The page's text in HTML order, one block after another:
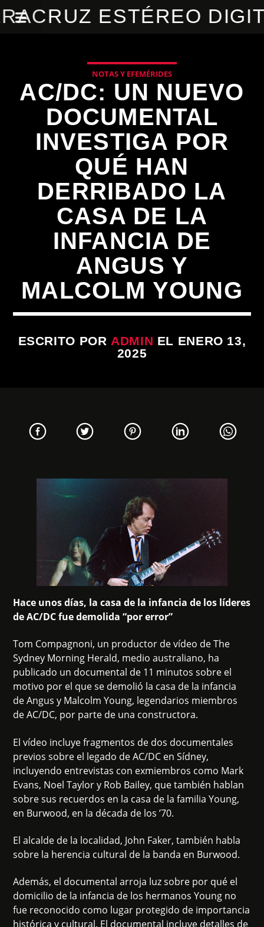
ESTÉREO
NOTAS Y EFEMÉRIDES
AC/DC: UN NUEVO
DOCUMENTAL
INVESTIGA POR
QUÉ HAN
DERRIBADO LA
CASA DE LA
INFANCIA DE
ANGUS Y
MALCOLM YOUNG
ESCRITO POR ADMIN EL ENERO 13,
2025
Hace unos días, la casa de la infancia de los líderes
de AC/DC fue demolida “por error”
Tom Compagnoni, un productor de vídeo de The
Sydney Morning Herald, medio australiano, ha
publicado un documental de 11 minutos sobre el
motivo por el que se demolió la casa de la infancia
de Angus y Malcolm Young, legendarios miembros
de AC/DC, por parte de una constructora.
El vídeo incluye fragmentos de dos documentales
previos sobre el legado de AC/DC en Sídney,
incluyendo entrevistas con exmiembros como Mark
Evans, Noel Taylor y Rob Bailey, que también hablan
sobre sus recuerdos en la casa de la familia Young,
en Burwood, en la década de los ’70.
El alcalde de la localidad, John Faker, también habla
sobre la herencia cultural de la banda en Burwood.
Además, el documental arroja luz sobre por qué el
domicilio de la infancia de los hermanos Young no
fue reconocido como lugar protegido de importancia
histórica y cultural. El documental incluye detalles de